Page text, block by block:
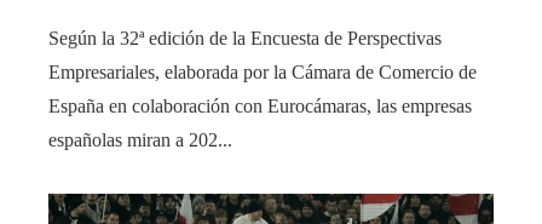
Según la 32ª edición de la Encuesta de Perspectivas
Empresariales, elaborada por la Cámara de Comercio de
España en colaboración con Eurocámaras, las empresas
españolas miran a 202...